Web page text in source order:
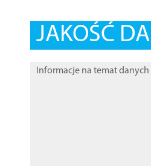
JAKOŚĆ
Informacje na temat